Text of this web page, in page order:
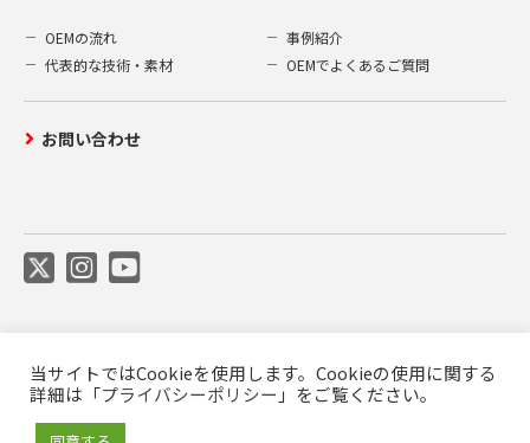
OEMの流れ
事例紹介
代表的な技術・素材
OEMでよくあるご質問
お問い合わせ
ご利用について
プライバシーポリシー
当サイトではCookieを使用します。Cookieの使用に関する
詳細は「プライバシーポリシー 」をご覧ください。